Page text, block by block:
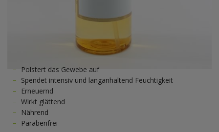
Polstert das Gewebe auf
Spendet intensiv und langanhaltend Feuchtigkeit
Erneuernd
Wirkt glättend
Nährend
Parabenfrei